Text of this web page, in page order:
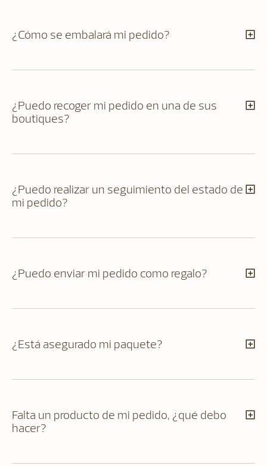
¿Cómo se embalará mi pedido?
¿Puedo recoger mi pedido en una de sus
boutiques?
¿Puedo realizar un seguimiento del estado de
mi pedido?
¿Puedo enviar mi pedido como regalo?
¿Está asegurado mi paquete?
Falta un producto de mi pedido, ¿qué debo
hacer?